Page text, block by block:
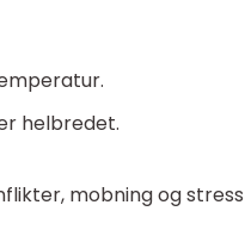
helbredet.
mobning og